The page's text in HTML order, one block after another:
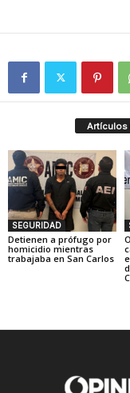
Artículos
SEGURIDAD
Detienen a prófugo por
homicidio mientras
trabajaba en San Carlos